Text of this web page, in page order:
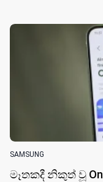
SAMSUNG
මෑතකදී නිකුත් ​වූ